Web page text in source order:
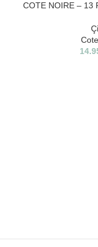
COTE NOIRE – 13